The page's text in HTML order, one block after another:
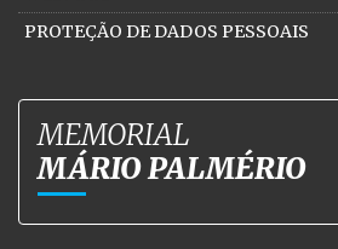
PROTEÇÃO DE DADOS PESSOAIS
MEMORIAL
MÁRIO PALMÉRIO